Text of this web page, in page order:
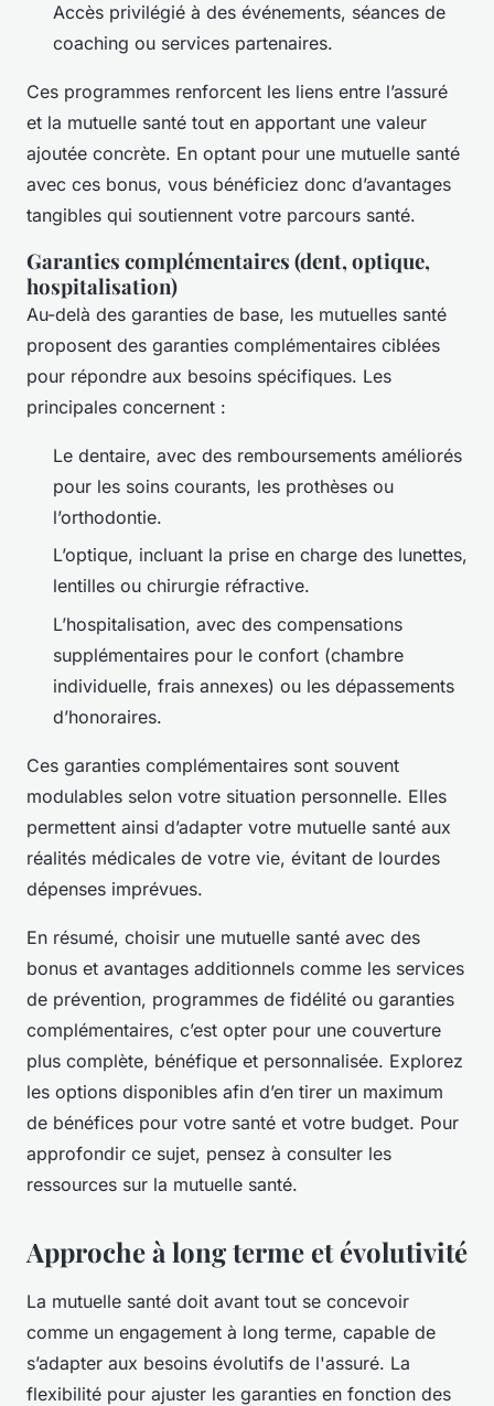
Accès privilégié à des événements, séances de
coaching ou services partenaires.
Ces programmes renforcent les liens entre l’assuré
et la mutuelle santé tout en apportant une valeur
ajoutée concrète. En optant pour une mutuelle santé
avec ces bonus, vous bénéficiez donc d’avantages
tangibles qui soutiennent votre parcours santé.
Garanties complémentaires (dent, optique,
hospitalisation)
Au-delà des garanties de base, les mutuelles santé
proposent des garanties complémentaires ciblées
pour répondre aux besoins spécifiques. Les
principales concernent :
Le dentaire, avec des remboursements améliorés
pour les soins courants, les prothèses ou
l’orthodontie.
L’optique, incluant la prise en charge des lunettes,
lentilles ou chirurgie réfractive.
L’hospitalisation, avec des compensations
supplémentaires pour le confort (chambre
individuelle, frais annexes) ou les dépassements
d’honoraires.
Ces garanties complémentaires sont souvent
modulables selon votre situation personnelle. Elles
permettent ainsi d’adapter votre mutuelle santé aux
réalités médicales de votre vie, évitant de lourdes
dépenses imprévues.
En résumé, choisir une mutuelle santé avec des
bonus et avantages additionnels comme les services
de prévention, programmes de fidélité ou garanties
complémentaires, c’est opter pour une couverture
plus complète, bénéfique et personnalisée. Explorez
les options disponibles afin d’en tirer un maximum
de bénéfices pour votre santé et votre budget. Pour
approfondir ce sujet, pensez à consulter les
ressources sur la mutuelle santé.
Approche à long terme et évolutivité
La mutuelle santé doit avant tout se concevoir
comme un engagement à long terme, capable de
s’adapter aux besoins évolutifs de l'assuré. La
flexibilité pour ajuster les garanties en fonction des